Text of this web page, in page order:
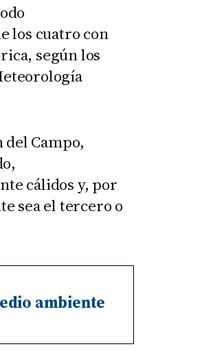
los cuatro con
según los
Campo,
cálidos y, por
sea el tercero o
ambiente